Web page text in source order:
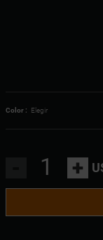
Color : Elegir
+